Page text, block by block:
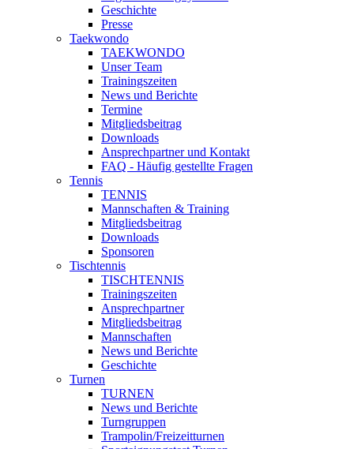
Geschichte
Presse
Taekwondo
TAEKWONDO
Unser Team
Trainingszeiten
News und Berichte
Termine
Mitgliedsbeitrag
Downloads
Ansprechpartner und Kontakt
FAQ - Häufig gestellte Fragen
Tennis
TENNIS
Mannschaften & Training
Mitgliedsbeitrag
Downloads
Sponsoren
Tischtennis
TISCHTENNIS
Trainingszeiten
Ansprechpartner
Mitgliedsbeitrag
Mannschaften
News und Berichte
Geschichte
Turnen
TURNEN
News und Berichte
Turngruppen
Trampolin/Freizeitturnen